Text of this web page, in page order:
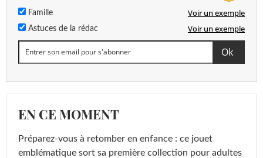
Famille Voir un exemple
Astuces de la rédac Voir un exemple
EN CE MOMENT
Préparez-vous à retomber en enfance : ce jouet
emblématique sort sa première collection pour adultes